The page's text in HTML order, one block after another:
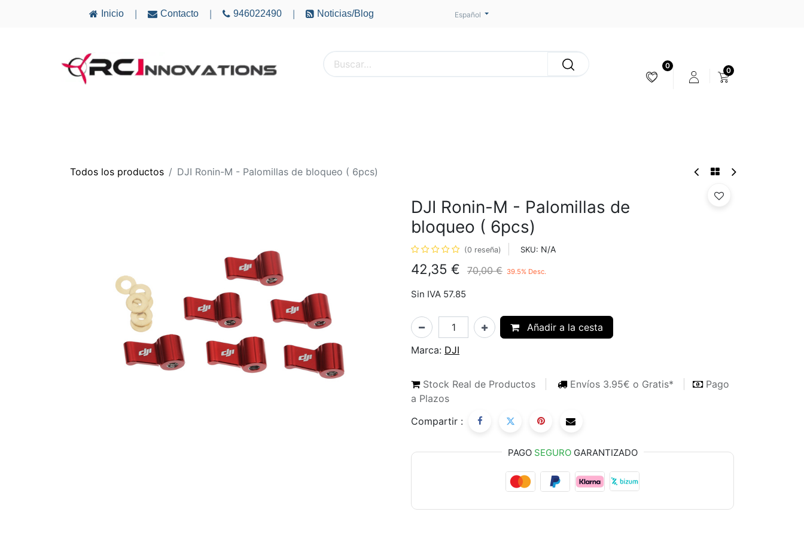
Inicio Contacto 946022490 Noticias/Blog Español
0
0
Todos los productos DJI Ronin-M - Palomillas de bloqueo ( 6pcs)
DJI Ronin-M - Palomillas de
bloqueo ( 6pcs)
(0 reseña) SKU: N/A
42,35 € 70,00€ 39.5% Desc.
Sin IVA 57.85
Añadir a la cesta
Marca: DJI
Stock Real de Productos Envíos 3.95€ o Gratis*
Pago
a Plazos
Compartir :
PAGO SEGUROGARANTIZADO